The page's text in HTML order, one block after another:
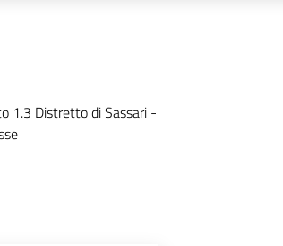
1.3 Distretto di Sassari -